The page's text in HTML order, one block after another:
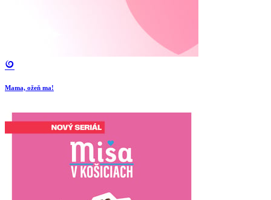
Mama, ožeň ma!